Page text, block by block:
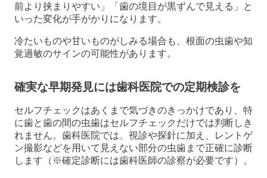
前より挟まりやすい」「歯の境目が黒ずんで見える」と
いった変化が手がかりになります。
冷たいものや甘いものがしみる場合も、根面の虫歯や知
覚過敏のサインの可能性があります。
確実な早期発見には歯科医院での定期検診を
セルフチェックはあくまで気づきのきっかけであり、特
に歯と歯の間の虫歯はセルフチェックだけでは判断しき
れません。歯科医院では、視診や探針に加え、レントゲ
ン撮影などを用いて見えない部分の虫歯まで正確に診断
します（※確定診断には歯科医師の診察が必要です）。